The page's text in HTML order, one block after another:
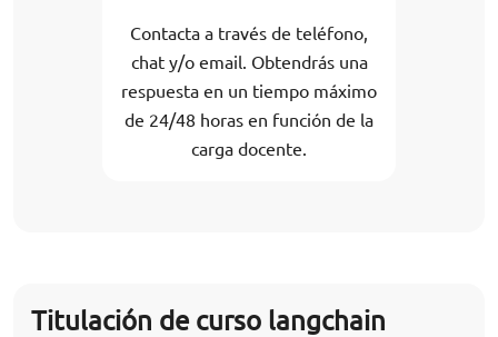
Contacta a través de teléfono,
chat y/o email. Obtendrás una
respuesta en un tiempo máximo
de 24/48 horas en función de la
carga docente.
Titulación de curso langchain